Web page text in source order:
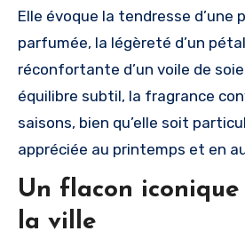
Elle évoque la tendresse d’une
parfumée, la légèreté d’un
réconfortante d’un voile de
équilibre subtil, la fragrance
saisons, bien qu’elle soit
appréciée au printemps et en
Un flacon
la ville